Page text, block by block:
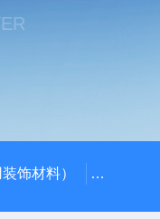
饰材料） 600*600